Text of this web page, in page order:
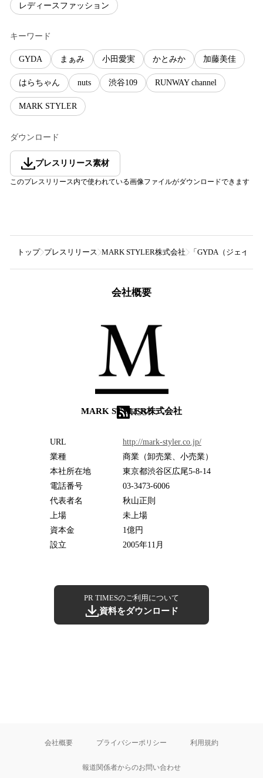
レディースファッション
キーワード
GYDA まぁみ 小田愛実 かとみか 加藤美佳
はらちゃん nuts 渋谷109 RUNWAY channel
MARK STYLER
ダウンロード
プレスリリース素材
このプレスリリース内で使われている画像ファイルがダウンロードできます
トップ プレスリリース MARK STYLER株式会社 「GYDA（ジェイ
会社概要
MARK STYLER株式会社
RSS
URL
http://mark-styler.co.jp/
業種
商業（卸売業、小売業）
本社所在地
東京都渋谷区広尾5-8-14
電話番号
03-3473-6006
代表者名
秋山正則
上場
未上場
資本金
1億円
設立
2005年11月
PR TIMESのご利用について
資料をダウンロード
会社概要 プライバシーポリシー 利用規約
報道関係者からのお問い合わせ